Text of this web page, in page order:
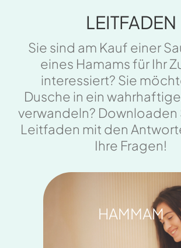
LEITFADEN
Sie sind am Kauf einer
eines Hamams für Ihr
interessiert? Sie
Dusche in ein
verwandeln? Downloaden
Leitfaden mit den
Ihre Fragen!
HAMMAM